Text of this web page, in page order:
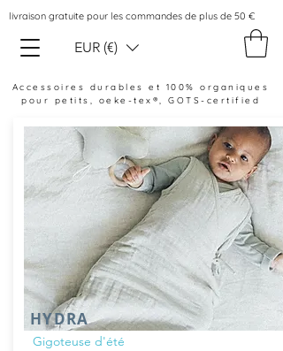
livraison gratuite pour les commandes de plus de 50 €
Accessoires durables et 100% organiques
pour petits, oeke-tex®, GOTS-certified
EUR (€)
HYDRA
Gigoteuse d'été